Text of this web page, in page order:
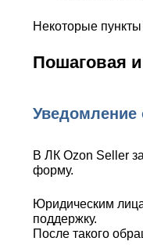
Некоторые
Пошаговая
Уведомление
В ЛК Ozon Seller
форму.
Юридическим
поддержку.
После такого